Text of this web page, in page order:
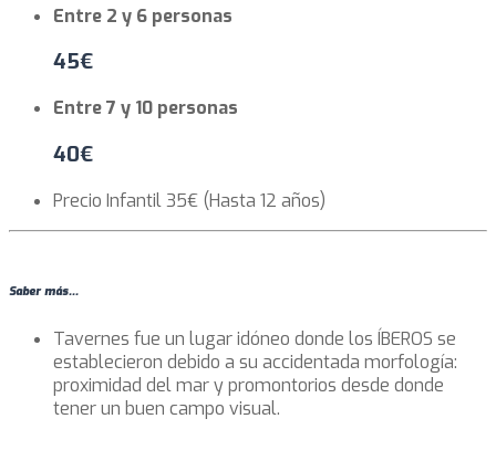
Entre 2 y 6 personas
45€
Entre 7 y 10 personas
40€
Precio Infantil 35€ (Hasta 12 años)
Saber más...
Tavernes fue un lugar idóneo donde los ÍBEROS se
establecieron debido a su accidentada morfología:
proximidad del mar y promontorios desde donde
tener un buen campo visual.